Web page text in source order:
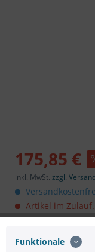
175,85 €
inkl. MwSt. zzgl.
Artikel im Zulauf.
Funktionale